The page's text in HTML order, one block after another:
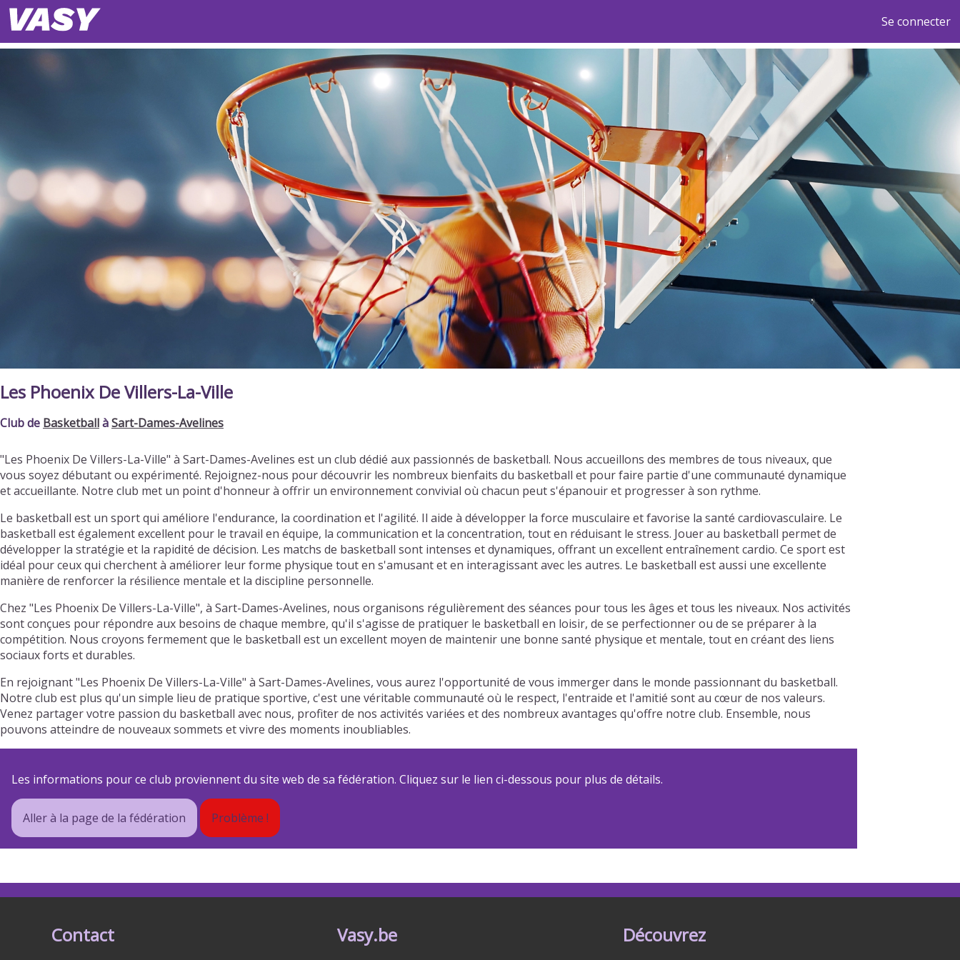
Se connecter
Les Phoenix De Villers-La-Ville
Club de BasketballàSart-Dames-Avelines
"Les Phoenix De Villers-La-Ville" à Sart-Dames-Avelines est un club dédié aux passionnés de basketball. Nous accueillons des membres de tous niveaux, que
vous soyez débutant ou expérimenté. Rejoignez-nous pour découvrir les nombreux bienfaits du basketball et pour faire partie d'une communauté dynamique
et accueillante. Notre club met un point d'honneur à offrir un environnement convivial où chacun peut s'épanouir et progresser à son rythme.
Le basketball est un sport qui améliore l'endurance, la coordination et l'agilité. Il aide à développer la force musculaire et favorise la santé cardiovasculaire. Le
basketball est également excellent pour le travail en équipe, la communication et la concentration, tout en réduisant le stress. Jouer au basketball permet de
développer la stratégie et la rapidité de décision. Les matchs de basketball sont intenses et dynamiques, offrant un excellent entraînement cardio. Ce sport est
idéal pour ceux qui cherchent à améliorer leur forme physique tout en s'amusant et en interagissant avec les autres. Le basketball est aussi une excellente
manière de renforcer la résilience mentale et la discipline personnelle.
Chez "Les Phoenix De Villers-La-Ville", à Sart-Dames-Avelines, nous organisons régulièrement des séances pour tous les âges et tous les niveaux. Nos activités
sont conçues pour répondre aux besoins de chaque membre, qu'il s'agisse de pratiquer le basketball en loisir, de se perfectionner ou de se préparer à la
compétition. Nous croyons fermement que le basketball est un excellent moyen de maintenir une bonne santé physique et mentale, tout en créant des liens
sociaux forts et durables.
En rejoignant "Les Phoenix De Villers-La-Ville" à Sart-Dames-Avelines, vous aurez l'opportunité de vous immerger dans le monde passionnant du basketball.
Notre club est plus qu'un simple lieu de pratique sportive, c'est une véritable communauté où le respect, l'entraide et l'amitié sont au cœur de nos valeurs.
Venez partager votre passion du basketball avec nous, profiter de nos activités variées et des nombreux avantages qu'offre notre club. Ensemble, nous
pouvons atteindre de nouveaux sommets et vivre des moments inoubliables.
Les informations pour ce club proviennent du site web de sa fédération. Cliquez sur le lien ci-dessous pour plus de détails.
Aller à la page de la fédération Problème !
Contact Vasy.be Découvrez